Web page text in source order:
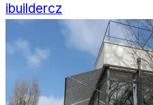
ibuildercz